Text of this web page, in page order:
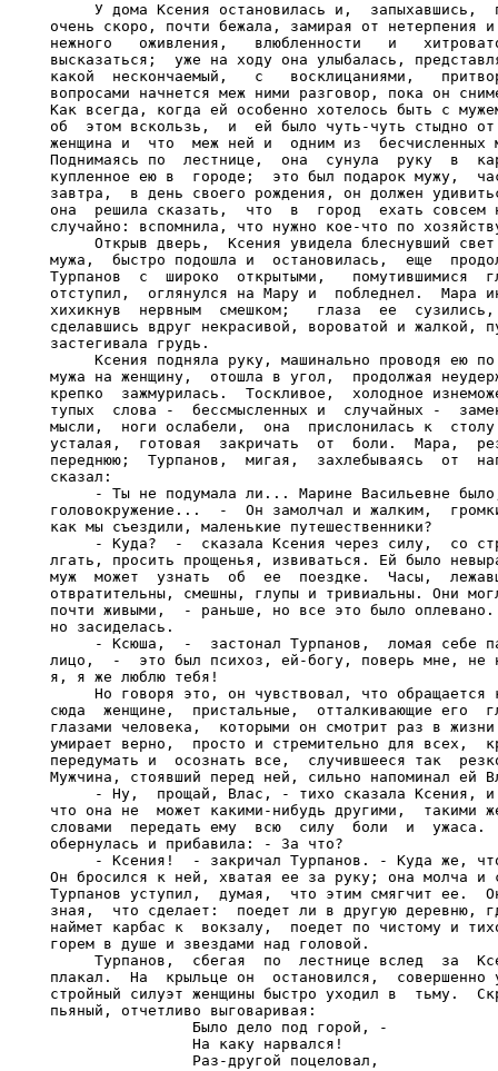
У дома Ксения остановилась и,  запыхавшись,
очень скоро, почти бежала, замирая от нетерпения
нежного   оживления,   влюбленности   и
высказаться;  уже на ходу она улыбалась,
какой  нескончаемый,   с   восклицаниями,
вопросами начнется меж ними разговор, пока он
Как всегда, когда ей особенно хотелось быть с
об  этом вскользь,  и  ей было чуть-чуть стыдно
женщина и  что  меж ней и  одним из  бесчисленных
Поднимаясь по  лестнице,  она  сунула  руку  в
купленное ею в  городе;  это был подарок мужу,
завтра,  в день своего рождения, он должен
она  решила сказать,  что  в  город  ехать
случайно: вспомнила, что нужно кое-что по
Открыв дверь,  Ксения увидела блеснувший
мужа,  быстро подошла и  остановилась,  еще
Турпанов  с  широко  открытыми,   помутившимися
отступил,  оглянулся на Мару и  побледнел.  Мара
хихикнув  нервным  смешком;   глаза  ее
сделавшись вдруг некрасивой, вороватой и жалкой,
застегивала грудь.
Ксения подняла руку, машинально проводя ею
мужа на женщину,  отошла в угол,  продолжая
крепко  зажмурилась.  Тоскливое,  холодное
тупых  слова -  бессмысленных и  случайных -
мысли,  ноги ослабели,  она  прислонилась к
усталая,  готовая  закричать  от  боли.  Мара,
переднюю;  Турпанов,  мигая,  захлебываясь  от
сказал:
- Ты не подумала ли... Марине Васильевне
головокружение...  -  Он замолчал и жалким,
как мы съездили, маленькие путешественники?
- Куда?  -  сказала Ксения через силу,  со
лгать, просить прощенья, извиваться. Ей было
муж  может  узнать  об  ее  поездке.  Часы,
отвратительны, смешны, глупы и тривиальны. Они
почти живыми,  - раньше, но все это было
но засиделась.
- Ксюша,  -  застонал Турпанов,  ломая себе
лицо,  -  это был психоз, ей-богу, поверь мне, не
я, я же люблю тебя!
Но говоря это, он чувствовал, что обращается
сюда  женщине,  пристальные,  отталкивающие его
глазами человека,  которыми он смотрит раз в
умирает верно,  просто и стремительно для всех,
передумать и  осознать все,  случившееся так
Мужчина, стоявший перед ней, сильно напоминал ей
- Ну,  прощай, Влас, - тихо сказала Ксения,
что она не  может какими-нибудь другими,  такими
словами  передать ему  всю  силу  боли  и  ужаса.
обернулась и прибавила: - За что?
- Ксения!  - закричал Турпанов. - Куда же,
Он бросился к ней, хватая ее за руку; она молча и
Турпанов уступил,  думая,  что этим смягчит ее.
зная,  что сделает:  поедет ли в другую деревню,
наймет карбас к  вокзалу,  поедет по чистому и
горем в душе и звездами над головой.
Турпанов,  сбегая  по  лестнице вслед  за
плакал.  На  крыльце он  остановился,  совершенно
стройный силуэт женщины быстро уходил в  тьму.
пьяный, отчетливо выговаривая:
                Было дело под горой, -
                На каку нарвался!
                Раз-другой поцеловал,